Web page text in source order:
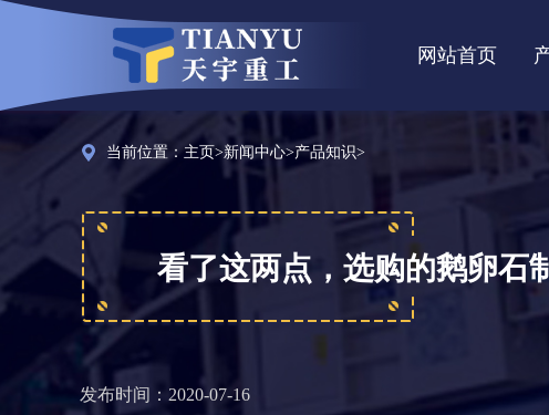
网站首页
当前位置：主页>新闻中心>产品知识>
看了这两点，选购的鹅卵石
发布时间：2020-07-16